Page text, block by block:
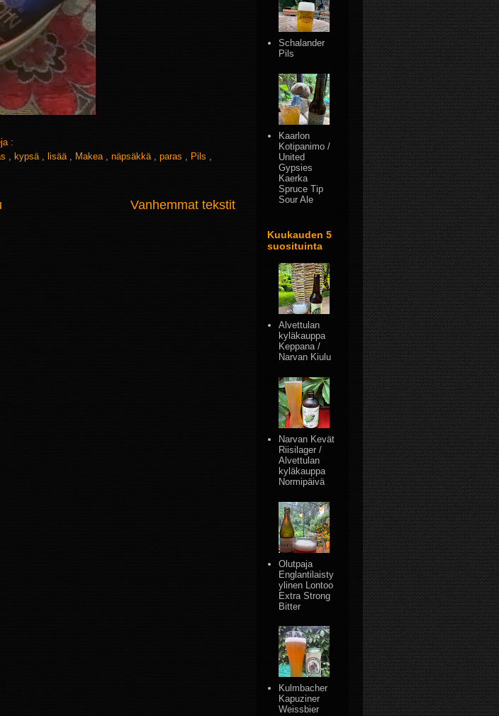
:
, kypsä , lisää , Makea , näpsäkkä , paras , Pils ,
Vanhemmat tekstit
Schalander
Pils
Kaarlon
Kotipanimo /
United
Gypsies
Kaerka
Spruce Tip
Sour Ale
Kuukauden 5
suosituinta
Alvettulan
kyläkauppa
Keppana /
Narvan Kiulu
Narvan Kevät
Riisilager /
Alvettulan
kyläkauppa
Normipäivä
Olutpaja
Englantilaisty
ylinen Lontoo
Extra Strong
Bitter
Kulmbacher
Kapuziner
Weissbier